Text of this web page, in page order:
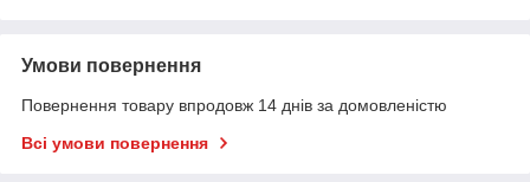
Умови повернення
Повернення товару впродовж 14 днів за домовленістю
Всі умови повернення